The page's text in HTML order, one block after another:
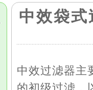
中效袋
中效过滤器主